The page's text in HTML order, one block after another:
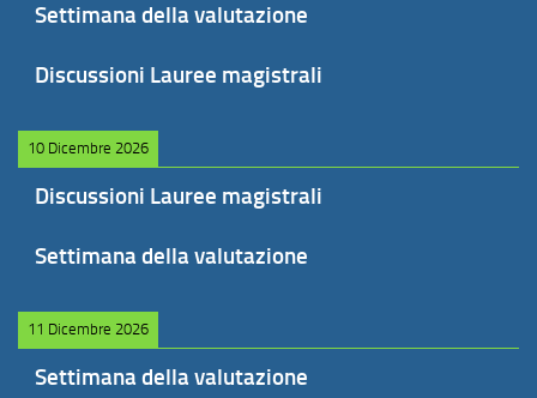
Settimana della valutazione
Discussioni Lauree magistrali
10 Dicembre 2026
Discussioni Lauree magistrali
Settimana della valutazione
11 Dicembre 2026
Settimana della valutazione